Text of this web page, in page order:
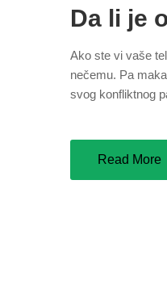
Da li je
Ako ste vi vaše
nečemu. Pa
svog konfliktnog
Read More